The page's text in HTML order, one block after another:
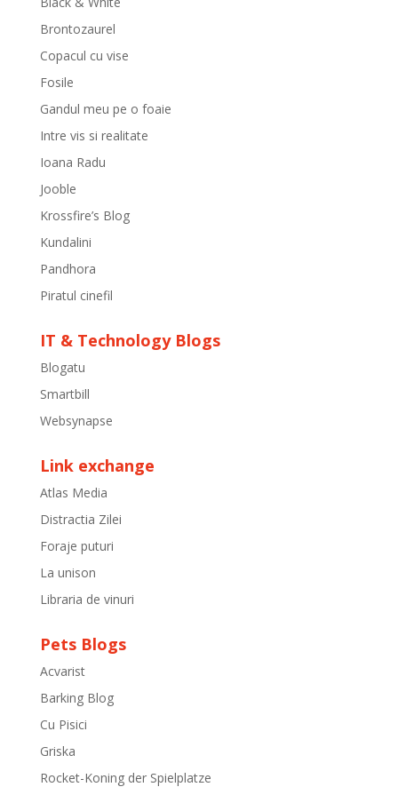
Brontozaurel
Copacul cu vise
Fosile
Gandul meu pe o foaie
Intre vis si realitate
Ioana Radu
Jooble
Krossfire’s Blog
Kundalini
Pandhora
Piratul cinefil
IT & Technology Blogs
Blogatu
Smartbill
Websynapse
Link exchange
Atlas Media
Distractia Zilei
Foraje puturi
La unison
Libraria de vinuri
Pets Blogs
Acvarist
Barking Blog
Cu Pisici
Griska
Rocket-Koning der Spielplatze